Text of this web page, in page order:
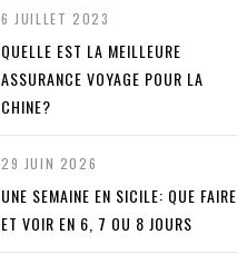
6 JUILLET 2023
QUELLE EST LA MEILLEURE
ASSURANCE VOYAGE POUR LA
CHINE?
29 JUIN 2026
UNE SEMAINE EN SICILE: QUE FAIRE
ET VOIR EN 6, 7 OU 8 JOURS